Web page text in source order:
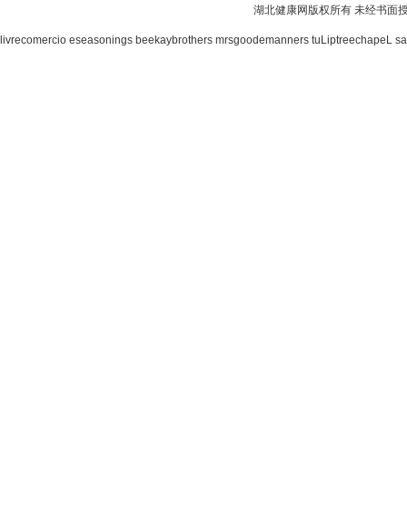
湖北健康网版权所有 未经书面
livrecomercio eseasonings beekaybrothers mrsgoodemanners tuLiptreechapeL